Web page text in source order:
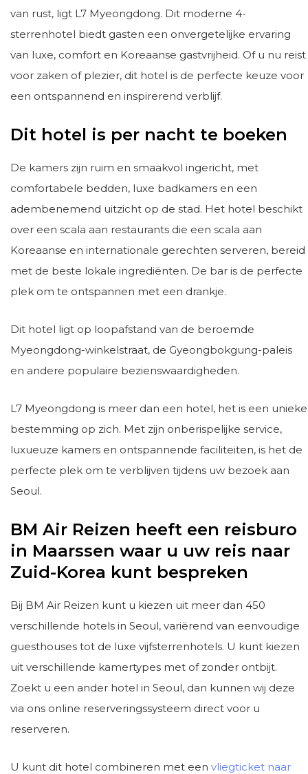
van rust, ligt L7 Myeongdong. Dit moderne 4-
sterrenhotel biedt gasten een onvergetelijke ervaring
van luxe, comfort en Koreaanse gastvrijheid. Of u nu reist
voor zaken of plezier, dit hotel is de perfecte keuze voor
een ontspannend en inspirerend verblijf.
Dit hotel is per nacht te boeken
De kamers zijn ruim en smaakvol ingericht, met
comfortabele bedden, luxe badkamers en een
adembenemend uitzicht op de stad. Het hotel beschikt
over een scala aan restaurants die een scala aan
Koreaanse en internationale gerechten serveren, bereid
met de beste lokale ingrediënten. De bar is de perfecte
plek om te ontspannen met een drankje.
Dit hotel ligt op loopafstand van de beroemde
Myeongdong-winkelstraat, de Gyeongbokgung-paleis
en andere populaire bezienswaardigheden.
L7 Myeongdong is meer dan een hotel, het is een unieke
bestemming op zich. Met zijn onberispelijke service,
luxueuze kamers en ontspannende faciliteiten, is het de
perfecte plek om te verblijven tijdens uw bezoek aan
Seoul.
BM Air Reizen heeft een reisburo
in Maarssen waar u uw reis naar
Zuid-Korea kunt bespreken
Bij BM Air Reizen kunt u kiezen uit meer dan 450
verschillende hotels in Seoul, variërend van eenvoudige
guesthouses tot de luxe vijfsterrenhotels. U kunt kiezen
uit verschillende kamertypes met of zonder ontbijt.
Zoekt u een ander hotel in Seoul, dan kunnen wij deze
via ons online reserveringssysteem direct voor u
reserveren.
U kunt dit hotel combineren met een vliegticket naar